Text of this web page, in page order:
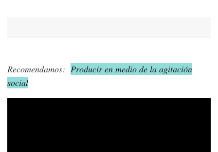
Recomendamos: Producir en medio de la agitación
social